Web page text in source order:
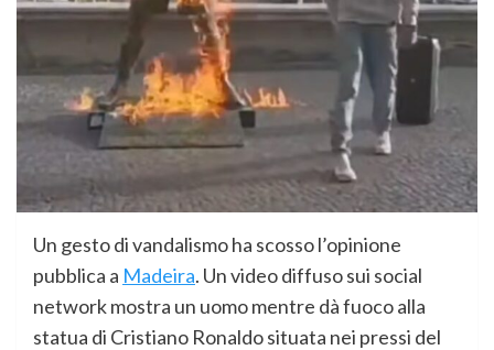
Un gesto di vandalismo ha scosso l’opinione
pubblica a Madeira. Un video diffuso sui social
network mostra un uomo mentre dà fuoco alla
statua di Cristiano Ronaldo situata nei pressi del